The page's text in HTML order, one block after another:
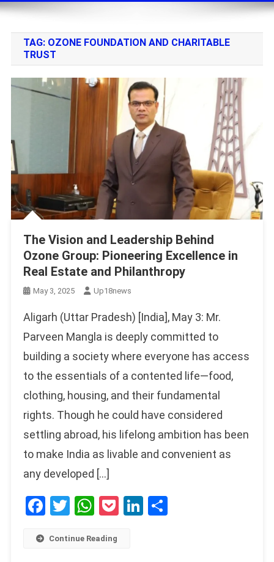
TAG: OZONE FOUNDATION AND CHARITABLE
TRUST
The Vision and Leadership Behind
Ozone Group: Pioneering Excellence in
Real Estate and Philanthropy
May 3, 2025 Up18news
Aligarh (Uttar Pradesh) [India], May 3: Mr.
Parveen Mangla is deeply committed to
building a society where everyone has access
to the essentials of a contented life—food,
clothing, housing, and their fundamental
rights. Though he could have considered
settling abroad, his lifelong ambition has been
to make India as livable and convenient as
any developed […]
Facebook
Twitter
WhatsApp
PocketLinkedIn
Share
Continue Reading